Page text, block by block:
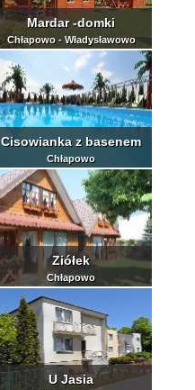
Mardar -domki
Chłapowo - Władysławowo
Cisowianka z basenem
Chłapowo
Ziółek
Chłapowo
U Jasia